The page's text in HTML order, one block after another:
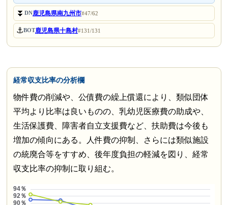
⏬DN鹿児島県南九州市#47/62
⚓BOT鹿児島県十島村#131/131
経常収支比率の分析欄
物件費の削減や、公債費の繰上償還により、類似団体
平均より比率は良いものの、乳幼児医療費の助成や、
生活保護費、障害者自立支援費など、扶助費は今後も
増加の傾向にある。人件費の抑制、さらには類似施設
の統廃合等をすすめ、後年度負担の軽減を図り、経常
収支比率の抑制に取り組む。